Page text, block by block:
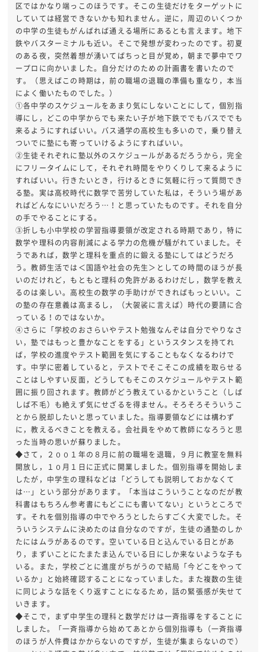
区ではかなり端っこのほうです。そこの生徒だけをターゲットに
していては経営できないかも知れません。逆に，周辺のいくつか
の中学の生徒もがんばれば通える場所にあるとも言えます。地下
鉄やバスターミナルも近い。そこで発想が変わったのです。初夏
のある夜，突然着想が湧いてばちっと目が覚め，朝まで夢中でワ
ープロに向かいました。自分だけのための計画書を書いたので
す。（思えばこの時期は，前の職場の退職の準備も重なり，本当
によく働いたものでした。）
①各中学のスケジュールをあまり気にしないことにして，個別指
導にし，どこの中学からでも来たい子が地下鉄ででもバスででも
来るようにすればいい。バス通学の高校生も多いので，乗り替え
ついでに塾にも寄っていけるようにすればいい。
②生徒それぞれに塾以外のスケジュールがあるだろうから，完全
にフリータイムにして，それぞれ時間をやりくりして来るように
すればいい。行きたいとき，行けるときに気軽に行って質問でき
る塾。実は高校時代に数学で苦労していた私は，そういう場があ
ればどんなにいいだろう…！と思っていたものです。それを自分
の手でやることにする。
③折しも小中学校の学習指導要領が改定される時期であり，特に
数学や理科の内容削減による学力の危機が騒がれていました。そ
うであれば，数学と理科を重点的に鍛える塾にしてはどうだろ
う。教師生活では＜国語や社会の先生＞としての時間のほうが長
いのだけれど，もともと理科の免許があるわけだし，数学を教え
るのは楽しい。高校生の数学の手助けができればもっといい。こ
の塾の存在意義は高まるし，（大袈裟に言えば）時代の要請に合
っている！のではないか。
④さらに「学校のおさらいやテスト勉強なんぞは自分でやりなさ
い，塾ではもっと豊かなことをする」というスタンスを持てれ
ば，学校の進度やテスト範囲を気にすることもなくなるわけで
す。中学に密着していると，テストでそこそこの成績を取らせる
ことはしやすい反面，どうしてもそこのスケジュールやテスト範
囲に振り回されます。教師がどう教えているかということ（しば
しば不毛）も絶えず気にせざるを得ません。そろそろそういうこ
とから脱却したいと思っていました。指導要領などには構わず
に，教えるべきことを教える。会社員をやめて教師になろうと思
った当時の思いが蘇りました。
◆さて，２００１年の８月に前の職場を退職，９月に教室を無料
開放し，１０月１日に正式に開業しました。個別指導を開始しま
したが，中学生の理科などは「どうしても説明しておかなくて
は…」という部分があります。「本当はこういうことなのだが教
科書はもちろん参考書にもどこにも書いてない」というところで
す。それを個別指導の中でやろうとしたらすごく大変でした。そ
ういうシステムに決めたのは自分なのですが，生徒の通塾のしか
たにはムラがあるのです。空いている日と込んでいる日とがあ
り，まずいことにたまたま込んでいる日にしか来ないような子も
いる。また，学校ごとに進度がちがうので結局「今どこをやって
いるか」と始終確認することになっていました。また複数の生徒
に同じような話をくり返すことになるため，話の緊張感が失せて
いきます。
◆そこで，まず中学生の理科と数学だけは一斉指導をすることに
しました。「一斉指導から始めてあとから個別指導も（一斉指導
のほうが人件費はかからないのですが，生徒が集まらないので）